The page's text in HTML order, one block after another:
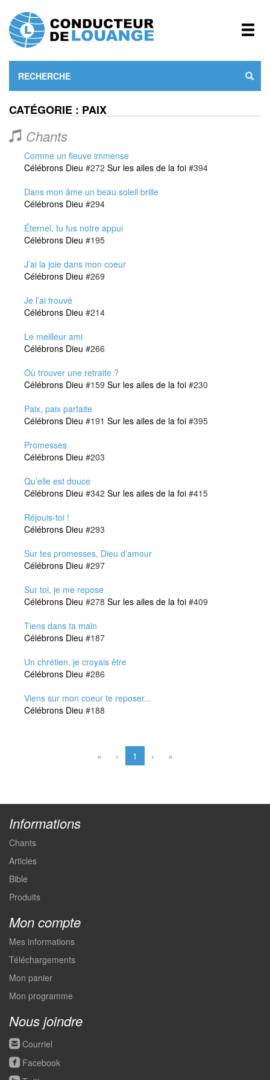
CATÉGORIE : PAIX
Chants
Comme un fleuve immense
Célébrons Dieu #272 Sur les ailes de la foi #394
Dans mon âme un beau soleil brille
Célébrons Dieu #294
Éternel, tu fus notre appui
Célébrons Dieu #195
J’ai la joie dans mon coeur
Célébrons Dieu #269
Je l’ai trouvé
Célébrons Dieu #214
Le meilleur ami
Célébrons Dieu #266
Où trouver une retraite ?
Célébrons Dieu #159 Sur les ailes de la foi #230
Paix, paix parfaite
Célébrons Dieu #191 Sur les ailes de la foi #395
Promesses
Célébrons Dieu #203
Qu’elle est douce
Célébrons Dieu #342 Sur les ailes de la foi #415
Réjouis-toi !
Célébrons Dieu #293
Sur tes promesses, Dieu d’amour
Célébrons Dieu #297
Sur toi, je me repose
Célébrons Dieu #278 Sur les ailes de la foi #409
Tiens dans ta main
Célébrons Dieu #187
Un chrétien, je croyais être
Célébrons Dieu #286
Viens sur mon coeur te reposer...
Célébrons Dieu #188
« ‹ 1 › »
Informations
Chants
Articles
Bible
Produits
Mon compte
Mes informations
Téléchargements
Mon panier
Mon programme
Nous joindre
roundedemail Courriel
roundedfacebook Facebook